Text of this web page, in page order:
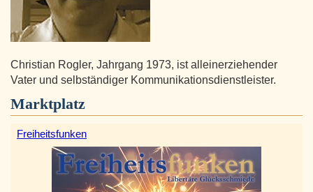
Christian Rogler, Jahrgang 1973, ist alleinerziehender
Vater und selbständiger Kommunikationsdienstleister.
Marktplatz
Freiheitsfunken